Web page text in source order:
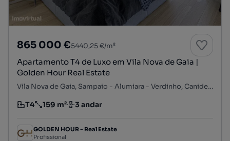
865 000 €5440,25 €/m²
Apartamento T4 de Luxo em Vila Nova de Gaia |
Golden Hour Real Estate
Vila Nova de Gaia, Sampaio - Alumiara - Verdinho, Canidelo, Vila Nova de Gaia, Porto
Tipologia
T4
Preço por metro quadrado
159 m²
Andar 3 andar
GOLDEN HOUR - Real Estate
Profissional